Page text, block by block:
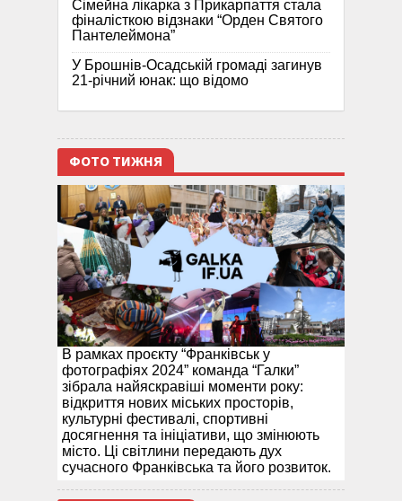
Сімейна лікарка з Прикарпаття стала
фіналісткою відзнаки “Орден Святого
Пантелеймона”
У Брошнів-Осадській громаді загинув
21-річний юнак: що відомо
ФОТО ТИЖНЯ
В рамках проєкту “Франківськ у
фотографіях 2024” команда “Галки”
зібрала найяскравіші моменти року:
відкриття нових міських просторів,
культурні фестивалі, спортивні
досягнення та ініціативи, що змінюють
місто. Ці світлини передають дух
сучасного Франківська та його розвиток.